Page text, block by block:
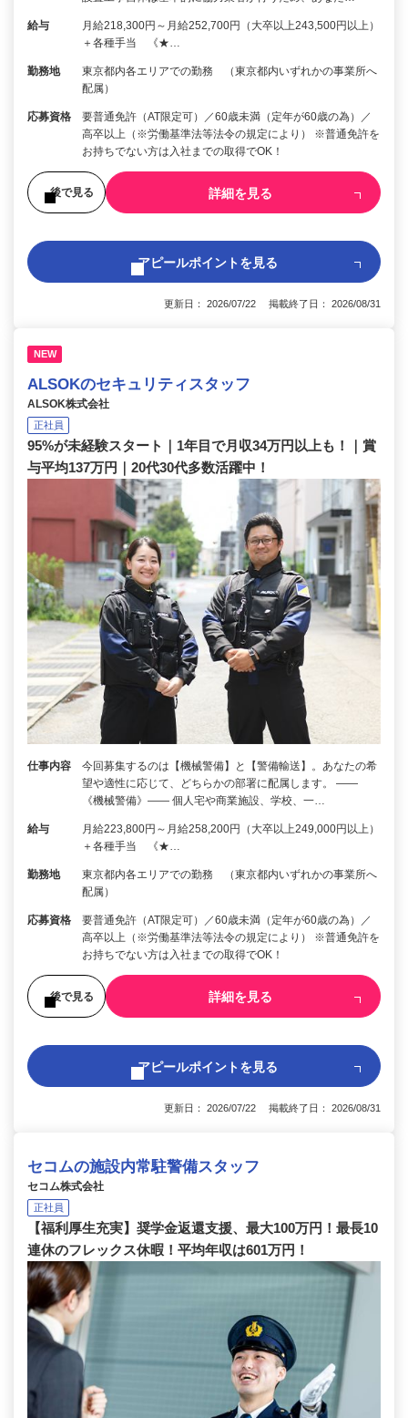
給与
月給218,300円～月給252,700円（大卒以上243,500円以上）
＋各種手当 《★…
勤務地
東京都内各エリアでの勤務 （東京都内いずれかの事業所へ
配属）
応募資格
要普通免許（AT限定可）／60歳未満（定年が60歳の為）／
高卒以上（※労働基準法等法令の規定により） ※普通免許を
お持ちでない方は入社までの取得でOK！
後で見る 詳細を見る
アピールポイントを見る
更新日： 2026/07/22 掲載終了日： 2026/08/31
NEW
ALSOKのセキュリティスタッフ
ALSOK株式会社
正社員
95%が未経験スタート｜1年目で月収34万円以上も！｜賞
与平均137万円｜20代30代多数活躍中！
仕事内容
今回募集するのは【機械警備】と【警備輸送】。あなたの希
望や適性に応じて、どちらかの部署に配属します。 ――
《機械警備》―― 個人宅や商業施設、学校、一…
給与
月給223,800円～月給258,200円（大卒以上249,000円以上）
＋各種手当 《★…
勤務地
東京都内各エリアでの勤務 （東京都内いずれかの事業所へ
配属）
応募資格
要普通免許（AT限定可）／60歳未満（定年が60歳の為）／
高卒以上（※労働基準法等法令の規定により） ※普通免許を
お持ちでない方は入社までの取得でOK！
後で見る 詳細を見る
アピールポイントを見る
更新日： 2026/07/22 掲載終了日： 2026/08/31
セコムの施設内常駐警備スタッフ
セコム株式会社
正社員
【福利厚生充実】奨学金返還支援、最大100万円！最長10
連休のフレックス休暇！平均年収は601万円！